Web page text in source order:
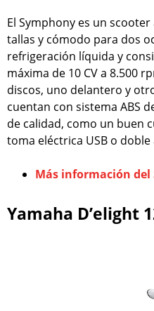
El Symphony es un
tallas y cómodo para dos
refrigeración líquida y
máxima de 10 CV a 8.500
discos, uno delantero y
cuentan con sistema ABS
de calidad, como un buen
toma eléctrica USB o
Más información del
Yamaha D’elight